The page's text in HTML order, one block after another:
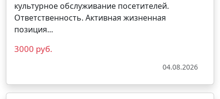
культурное обслуживание посетителей.
Ответственность. Активная жизненная
позиция...
3000 руб.
04.08.2026